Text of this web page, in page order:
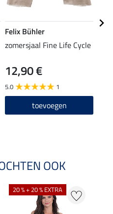
Felix Bühler
zomersjaal Fine Life Cycle
12,90 €
5.0 1
toevoegen
OOK
20 % + 20 % EXTRA